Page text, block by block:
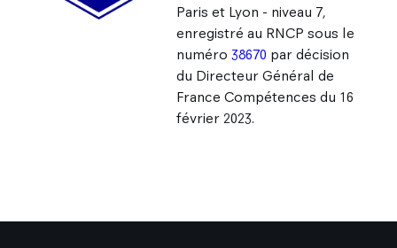
Paris et Lyon - niveau 7,
enregistré au RNCP sous le
numéro 38670 par décision
du Directeur Général de
France Compétences du 16
février 2023.